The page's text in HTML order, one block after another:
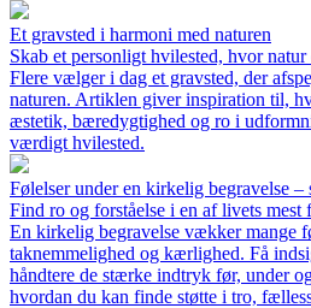
Et gravsted i harmoni med naturen
Skab et personligt hvilested, hvor
Flere vælger i dag et gravsted, der
naturen. Artiklen giver inspiration til,
æstetik, bæredygtighed og ro i
værdigt hvilested.
Følelser under en kirkelig begravelse –
Find ro og forståelse i en af livets mest
En kirkelig begravelse vækker mange
taknemmelighed og kærlighed. Få
håndtere de stærke indtryk før, under
hvordan du kan finde støtte i tro,